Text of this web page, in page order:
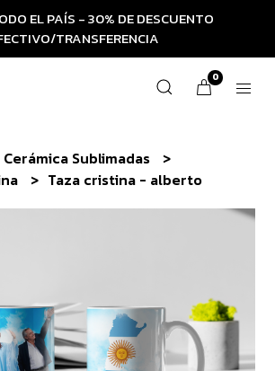
EL PAÍS - 30% DE DESCUENTO
TRANSFERENCIA
0
Cerámica Sublimadas
Taza cristina - alberto